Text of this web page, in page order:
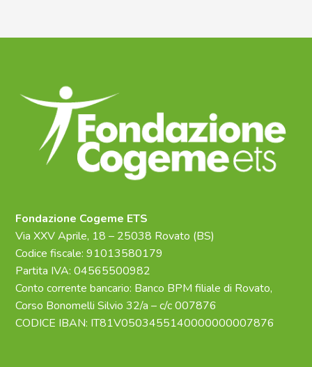
Fondazione Cogeme ETS
Via XXV Aprile, 18 – 25038 Rovato (BS)
Codice fiscale: 91013580179
Partita IVA: 04565500982
Conto corrente bancario: Banco BPM filiale di Rovato,
Corso Bonomelli Silvio 32/a – c/c 007876
CODICE IBAN: IT81V0503455140000000007876